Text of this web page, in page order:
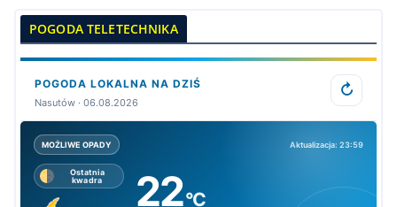
POGODA TELETECHNIKA
POGODA LOKALNA NA DZIŚ
Nasutów · 06.08.2026
↻
MOŻLIWE OPADY Aktualizacja: 23:59
Ostatnia
kwadra
22°C